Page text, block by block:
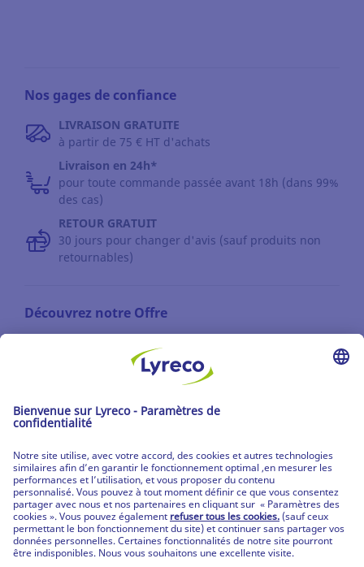
Nos gages de confiance
LIVRAISON GRATUITE
à partir de 75 € HT d'achats
Livraison en 24h*
pour toute commande passée avant 18h (dans 99%
des cas)
RETOUR GRATUIT
30 jours pour changer d'avis (sauf produits non
retournables)
Découvrez notre Offre
Partenaire | de tous les lieux de travail
© Lyreco 2026
Partenaire | de tous les lieux de travail|
Conditions Générales de Vente|Déclaration de
confidentialité|Conditions d'Utilisation &
Mentions Légales|Service Après-Vente|CPV